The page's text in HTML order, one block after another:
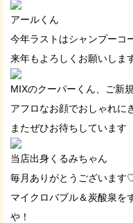
アールくん
今年ラストはシャンプーコ
来年もよろしくお願いしま
MIXのクーパーくん、ご新
アフロなお顔でおしゃれに
またぜひお待ちしています
当店出身くるみちゃん
毎月ありがとうございます
マイクロバブル＆炭酸泉を
や！